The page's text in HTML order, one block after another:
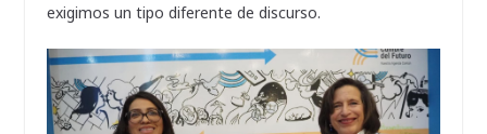
exigimos un tipo diferente de discurso.